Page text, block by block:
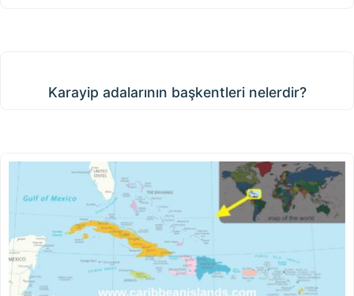
Karayip adalarının başkentleri nelerdir?